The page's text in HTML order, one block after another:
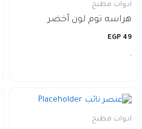
ادوات مطبخ
هراسه توم لون أخضر
49
EGP
ادوات مطبخ